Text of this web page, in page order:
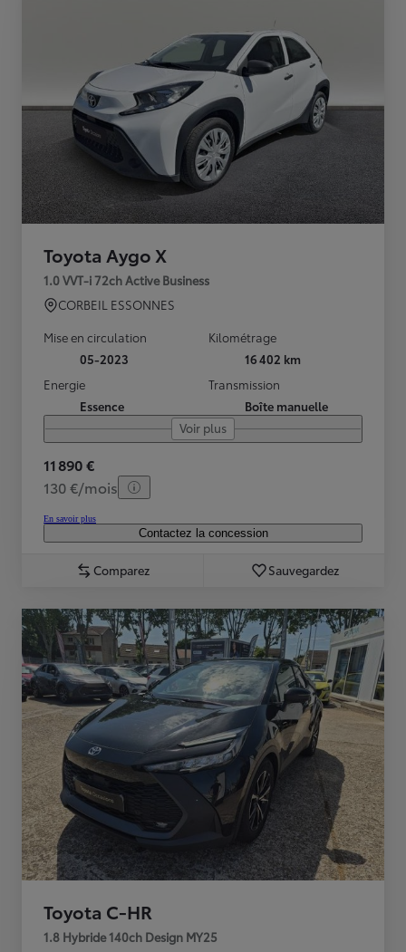
Toyota Aygo X
1.0 VVT-i 72ch Active Business
CORBEIL ESSONNES
Mise en circulation
05-2023
Kilométrage
16 402 km
Energie
Essence
Transmission
Boîte manuelle
Voir plus
11 890 €
130 €/mois
En savoir plus
Contactez la concession
Comparez Sauvegardez
Toyota C-HR
1.8 Hybride 140ch Design MY25